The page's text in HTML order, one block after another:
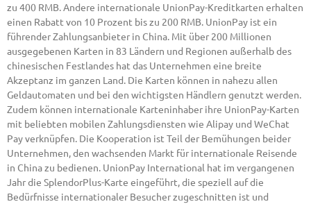
zu 400 RMB. Andere internationale UnionPay-Kreditkarten erhalten
einen Rabatt von 10 Prozent bis zu 200 RMB. UnionPay ist ein
führender Zahlungsanbieter in China. Mit über 200 Millionen
ausgegebenen Karten in 83 Ländern und Regionen außerhalb des
chinesischen Festlandes hat das Unternehmen eine breite
Akzeptanz im ganzen Land. Die Karten können in nahezu allen
Geldautomaten und bei den wichtigsten Händlern genutzt werden.
Zudem können internationale Karteninhaber ihre UnionPay-Karten
mit beliebten mobilen Zahlungsdiensten wie Alipay und WeChat
Pay verknüpfen. Die Kooperation ist Teil der Bemühungen beider
Unternehmen, den wachsenden Markt für internationale Reisende
in China zu bedienen. UnionPay International hat im vergangenen
Jahr die SplendorPlus-Karte eingeführt, die speziell auf die
Bedürfnisse internationaler Besucher zugeschnitten ist und